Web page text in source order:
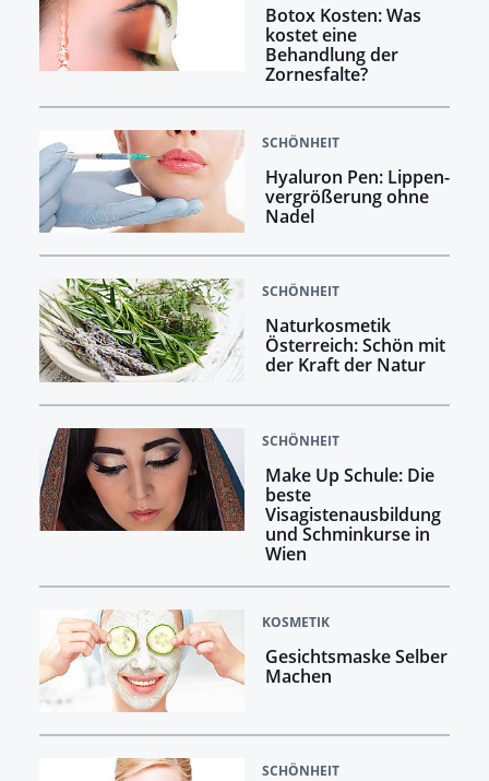
Botox Kosten: Was
kostet eine
Behandlung der
Zornesfalte?
SCHÖNHEIT
Hyaluron Pen: Lippen­
vergrößerung ohne
Nadel
SCHÖNHEIT
Naturkosmetik
Österreich: Schön mit
der Kraft der Natur
SCHÖNHEIT
Make Up Schule: Die
beste
Visagistenausbildung
und Schminkurse in
Wien
KOSMETIK
Gesichtsmaske Selber
Machen
SCHÖNHEIT